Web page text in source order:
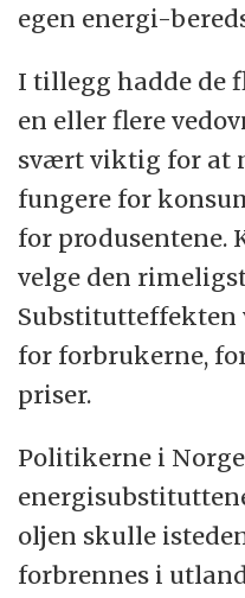
egen energi-
I tillegg hadde de
en eller flere
svært viktig for at
fungere for
for produsentene.
velge den
for forbrukerne,
priser.
Politikerne i
oljen skulle
forbrennes i